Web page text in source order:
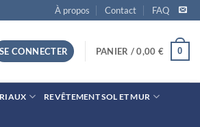
À propos Contact FAQ
SE CONNECTER PANIER /0,00 € 0
REVÊTEMENT SOL ET MUR